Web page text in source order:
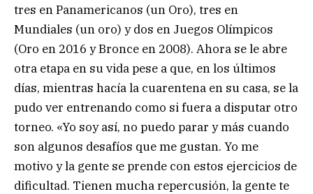
tres en Panamericanos (un Oro), tres en
Mundiales (un oro) y dos en Juegos Olímpicos
(Oro en 2016 y Bronce en 2008). Ahora se le abre
otra etapa en su vida pese a que, en los últimos
días, mientras hacía la cuarentena en su casa, se la
pudo ver entrenando como si fuera a disputar otro
torneo. «Yo soy así, no puedo parar y más cuando
son algunos desafíos que me gustan. Yo me
motivo y la gente se prende con estos ejercicios de
dificultad. Tienen mucha repercusión, la gente te